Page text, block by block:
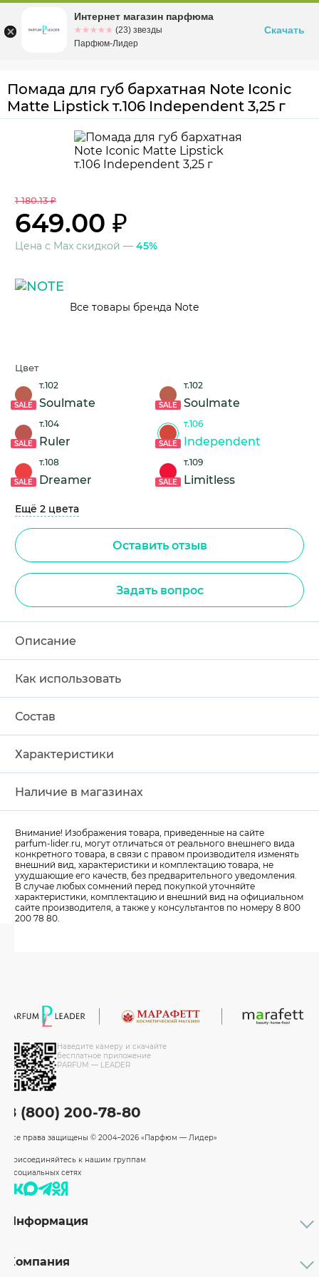
Омскул. Заозерная, 11, к. 1
Помада для губ бархатная Note Iconic
Matte Lipstick т.106 Independent 3,25 г
1 180.13 ₽
649.00 ₽
Цена с Max скидкой — 45%
Все товары бренда Note
Цвет
SALE
т.102
Soulmate SALE
т.102
Soulmate
SALE
т.104
Ruler SALE
т.106
Independent
SALE
т.108
Dreamer SALE
т.109
Limitless
Ещё 2 цвета
Оставить отзыв
Задать вопрос
Описание
Как использовать
Состав
Характеристики
Наличие в магазинах
Внимание! Изображения товара, приведенные на сайте
parfum-lider.ru, могут отличаться от реального внешнего вида
конкретного товара, в связи с правом производителя изменять
внешний вид, характеристики и комплектацию товара, не
ухудшающие его качеств, без предварительного уведомления.
В случае любых сомнений перед покупкой уточняйте
характеристики, комплектацию и внешний вид на официальном
сайте производителя, а также у консультантов по номеру 8 800
200 78 80.
Наведите камеру и скачайте
бесплатное приложение
PARFUM — LEADER
8 (800) 200-78-80
Все права защищены © 2004–2026 «Парфюм — Лидер»
Присоединяйтесь к нашим группам
в социальных сетях
Информация
Бренды
Компания
Интернет магазин парфюма
☆☆☆☆☆
★★★★★ (23) звезды
Парфюм-Лидер
Скачать